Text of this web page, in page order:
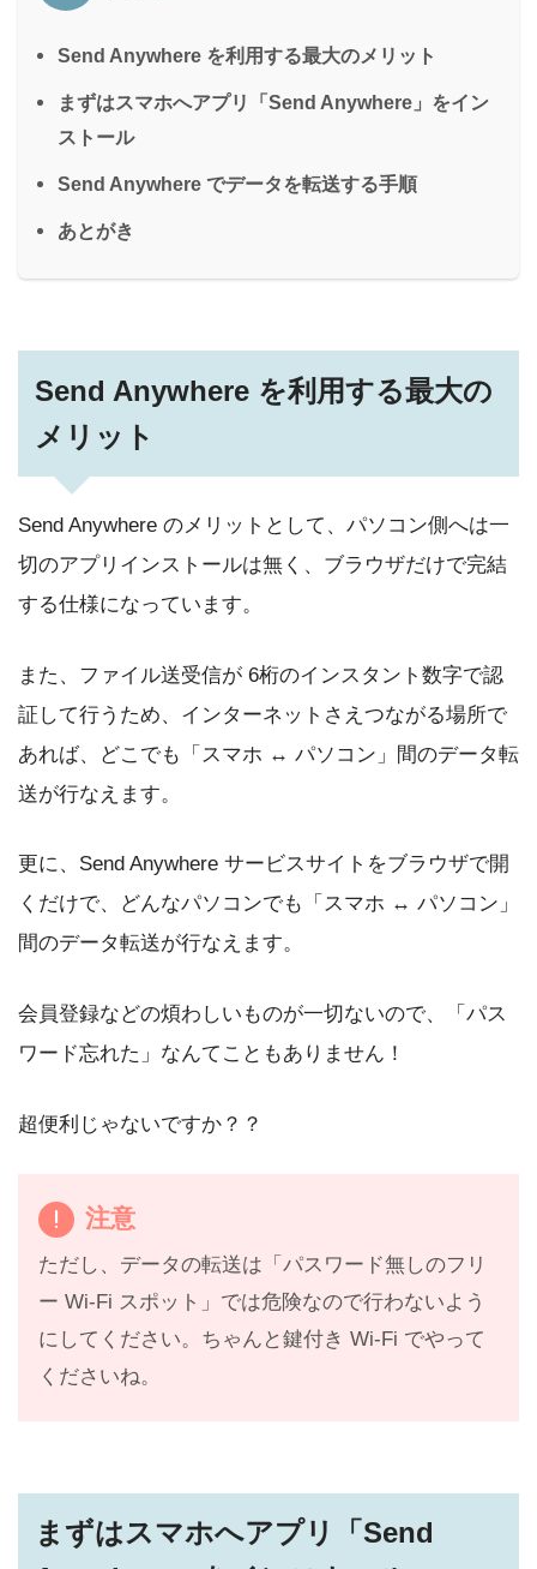
Send Anywhere を利用する最大のメリット
まずはスマホへアプリ「Send Anywhere」をイン
ストール
Send Anywhere でデータを転送する手順
あとがき
Send Anywhere を利用する最大の
メリット
Send Anywhere のメリットとして、パソコン側へは一
切のアプリインストールは無く、ブラウザだけで完結
する仕様になっています。
また、ファイル送受信が 6桁のインスタント数字で認
証して行うため、インターネットさえつながる場所で
あれば、どこでも「スマホ ↔ パソコン」間のデータ転
送が行なえます。
更に、Send Anywhere サービスサイトをブラウザで開
くだけで、どんなパソコンでも「スマホ ↔ パソコン」
間のデータ転送が行なえます。
会員登録などの煩わしいものが一切ないので、「パス
ワード忘れた」なんてこともありません！
超便利じゃないですか？？
注意
ただし、データの転送は「パスワード無しのフリ
ー Wi-Fi スポット」では危険なので行わないよう
にしてください。ちゃんと鍵付き Wi-Fi でやって
くださいね。
まずはスマホへアプリ「Send